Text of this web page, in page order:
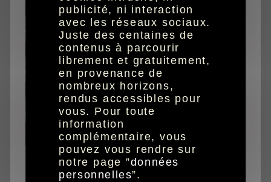
votre prénom
votre email
commentaires
Ce site est protégé par reCAPTCHA (Google).
publicité, ni interaction
avec les réseaux sociaux.
Juste des centaines de
contenus à parcourir
librement et gratuitement,
en provenance de
nombreux horizons,
rendus accessibles pour
vous. Pour toute
information
complémentaire, vous
pouvez vous rendre sur
notre page ”données
personnelles”.